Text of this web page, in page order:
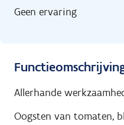
Geen ervaring
Allerhande
Oogsten van tomaten,